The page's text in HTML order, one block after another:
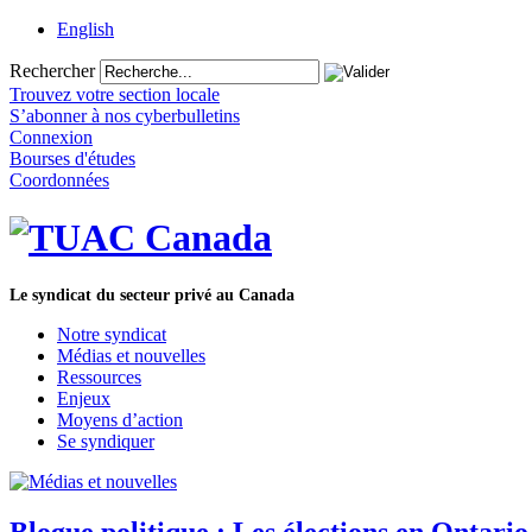
English
Rechercher
Trouvez votre section locale
S’abonner à nos cyberbulletins
Connexion
Bourses d'études
Coordonnées
Le syndicat du secteur privé au Canada
Notre syndicat
Médias et nouvelles
Ressources
Enjeux
Moyens d’action
Se syndiquer